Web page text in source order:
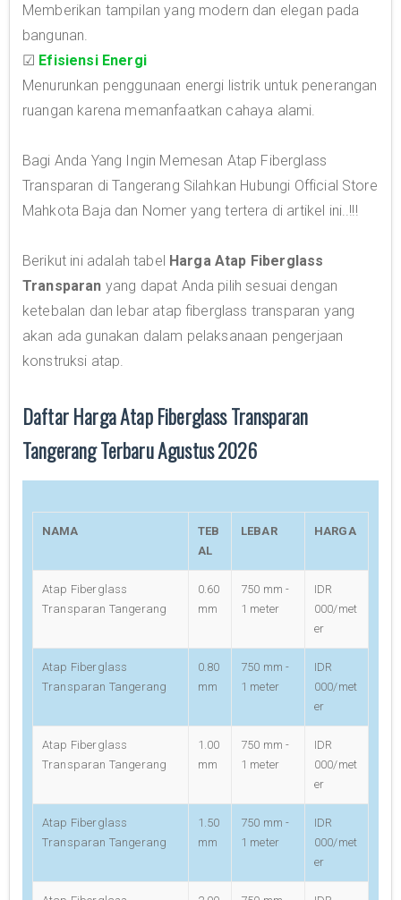
Memberikan tampilan yang modern dan elegan pada
bangunan.
☑ Efisiensi Energi
Menurunkan penggunaan energi listrik untuk penerangan
ruangan karena memanfaatkan cahaya alami.
Bagi Anda Yang Ingin Memesan Atap Fiberglass
Transparan di Tangerang Silahkan Hubungi Official Store
Mahkota Baja dan Nomer yang tertera di artikel ini..!!!
Berikut ini adalah tabel Harga Atap Fiberglass
Transparan yang dapat Anda pilih sesuai dengan
ketebalan dan lebar atap fiberglass transparan yang
akan ada gunakan dalam pelaksanaan pengerjaan
konstruksi atap.
Daftar Harga Atap Fiberglass Transparan
Tangerang Terbaru Agustus 2026
NAMA
TEB
AL
LEBAR HARGA
Atap Fiberglass
Transparan Tangerang
0.60
mm
750 mm -
1 meter
IDR
000/met
er
Atap Fiberglass
Transparan Tangerang
0.80
mm
750 mm -
1 meter
IDR
000/met
er
Atap Fiberglass
Transparan Tangerang
1.00
mm
750 mm -
1 meter
IDR
000/met
er
Atap Fiberglass
Transparan Tangerang
1.50
mm
750 mm -
1 meter
IDR
000/met
er